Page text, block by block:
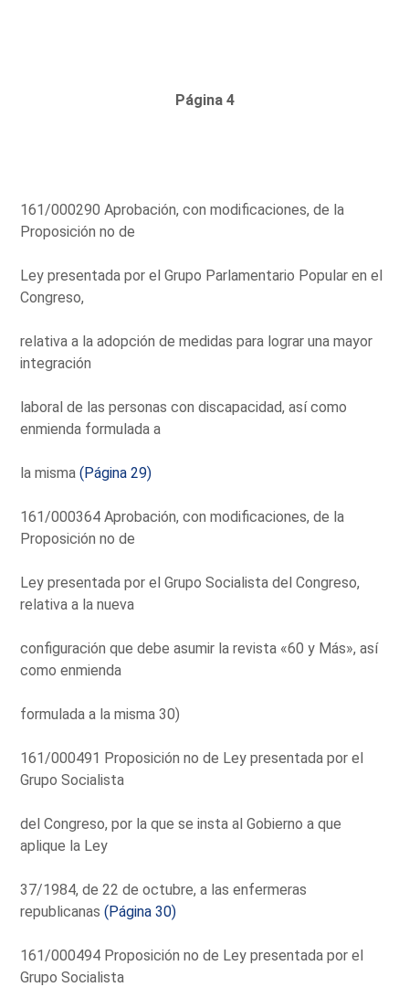
Página 4
161/000290 Aprobación, con modificaciones, de la
Proposición no de
Ley presentada por el Grupo Parlamentario Popular en el
Congreso,
relativa a la adopción de medidas para lograr una mayor
integración
laboral de las personas con discapacidad, así como
enmienda formulada a
la misma(Página 29)
161/000364 Aprobación, con modificaciones, de la
Proposición no de
Ley presentada por el Grupo Socialista del Congreso,
relativa a la nueva
configuración que debe asumir la revista «60 y Más», así
como enmienda
formulada a la misma 30)
161/000491 Proposición no de Ley presentada por el
Grupo Socialista
del Congreso, por la que se insta al Gobierno a que
aplique la Ley
37/1984, de 22 de octubre, a las enfermeras
republicanas(Página 30)
161/000494 Proposición no de Ley presentada por el
Grupo Socialista